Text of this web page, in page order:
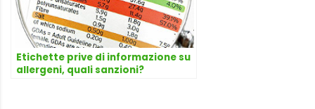
Etichette prive di informazione su
allergeni, quali sanzioni?